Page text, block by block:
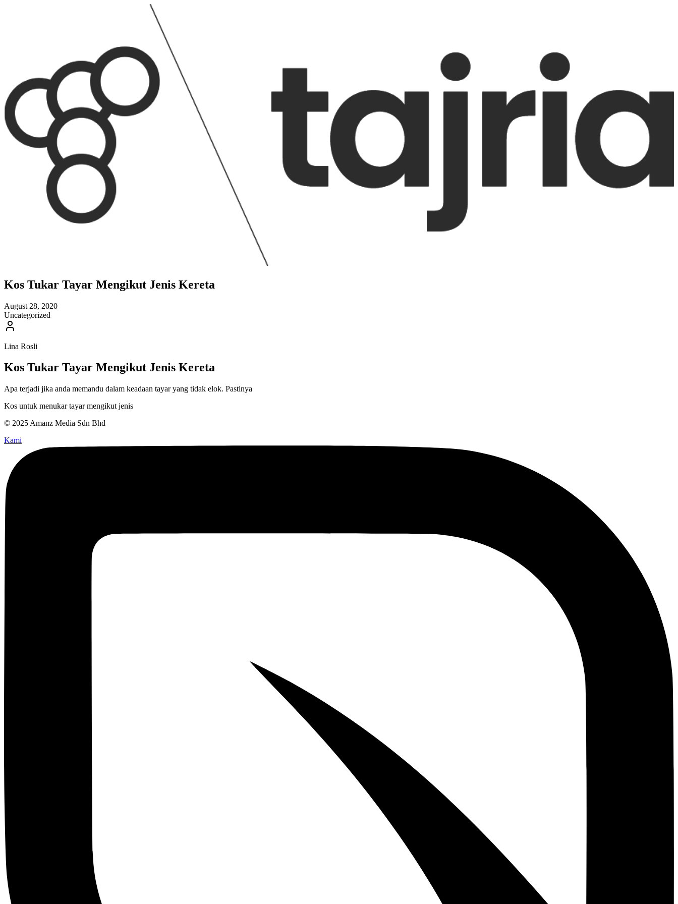
Kos Tukar Tayar Mengikut Jenis Kereta
August 28, 2020
Uncategorized
Lina Rosli
Kos Tukar Tayar Mengikut Jenis Kereta
Apa terjadi jika anda memandu dalam keadaan tayar yang tidak elok. Pastinya
Kos untuk menukar tayar mengikut jenis
© 2025 Amanz Media Sdn Bhd
Kami